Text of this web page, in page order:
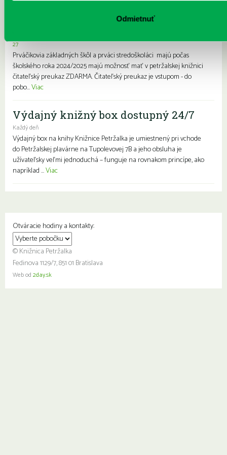
Odmietnuť
27
Prváčikovia základných škôl a prváci stredoškoláci majú počas
školského roka 2024/2025 majú možnosť mať v petržalskej knižnici
čitateľský preukaz ZDARMA. Čitateľský preukaz je vstupom - do
pobo...Viac
Výdajný knižný box dostupný 24/7
Každý deň
Výdajný box na knihy Knižnice Petržalka je umiestnený pri vchode
do Petržalskej plavárne na Tupolevovej 7B a jeho obsluha je
užívateľsky veľmi jednoduchá – funguje na rovnakom princípe, ako
napríklad ...Viac
Otváracie hodiny a kontakty:
© Knižnica Petržalka
Fedinova 1129/7, 851 01 Bratislava
Web od 2day.sk